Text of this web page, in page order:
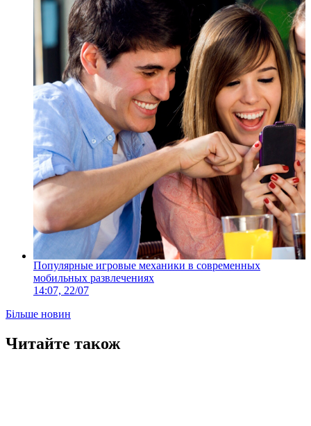
Популярные игровые механики в современных
мобильных развлечениях
14:07, 22/07
Більше новин
Читайте також